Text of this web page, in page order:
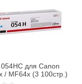
для Canon
/ MF64x (3 100стр.)